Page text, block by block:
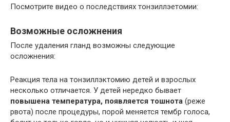
Посмотрите видео о последствиях тонзиллэетомии:
Возможные осложнения
После удаления гланд возможны следующие
осложнения:
Реакция тела на тонзиллэктомию детей и взрослых
несколько отличается. У детей нередко бывает
повышена температура, появляется тошнота (реже
рвота) после процедуры, порой меняется тембр голоса,